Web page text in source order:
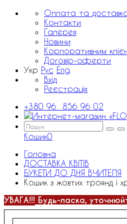
Оплата та
Контакти
Галерея
Новини
Корпоративним
Договір-оферти
Укр Рус Eng
Вхід
Реєстрація
+380 96 856 96 02
Кошик0
Головна
ДОСТАВКА КВІТІВ
БУКЕТИ ДО ДНЯ ВЧИТЕЛЯ
Кошик з жовтих троянд і
УВАГА!!! Будь-ласка,